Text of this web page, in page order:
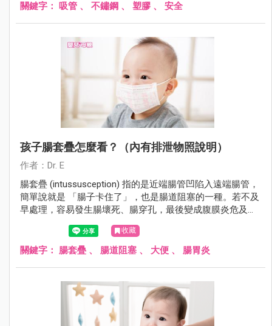
關鍵字： 吸管 、 不鏽鋼 、 塑膠 、 安全
孩子腸套疊怎麼看？（內有排泄物照說明）
作者：Dr. E
腸套疊 (intussusception) 指的是近端腸管凹陷入遠端腸管，
簡單說就是 「腸子卡住了」，也是腸道阻塞的一種。若不及
早處理，容易發生腸壞死、腸穿孔，最後變成腹膜炎危及生
收藏
關鍵字： 腸套疊 、 腸道阻塞 、 大便 、 腸胃炎